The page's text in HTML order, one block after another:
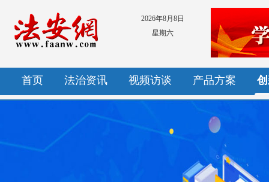
2026年8月8日
星期六
首页 法治资讯 视频访谈 产品方案